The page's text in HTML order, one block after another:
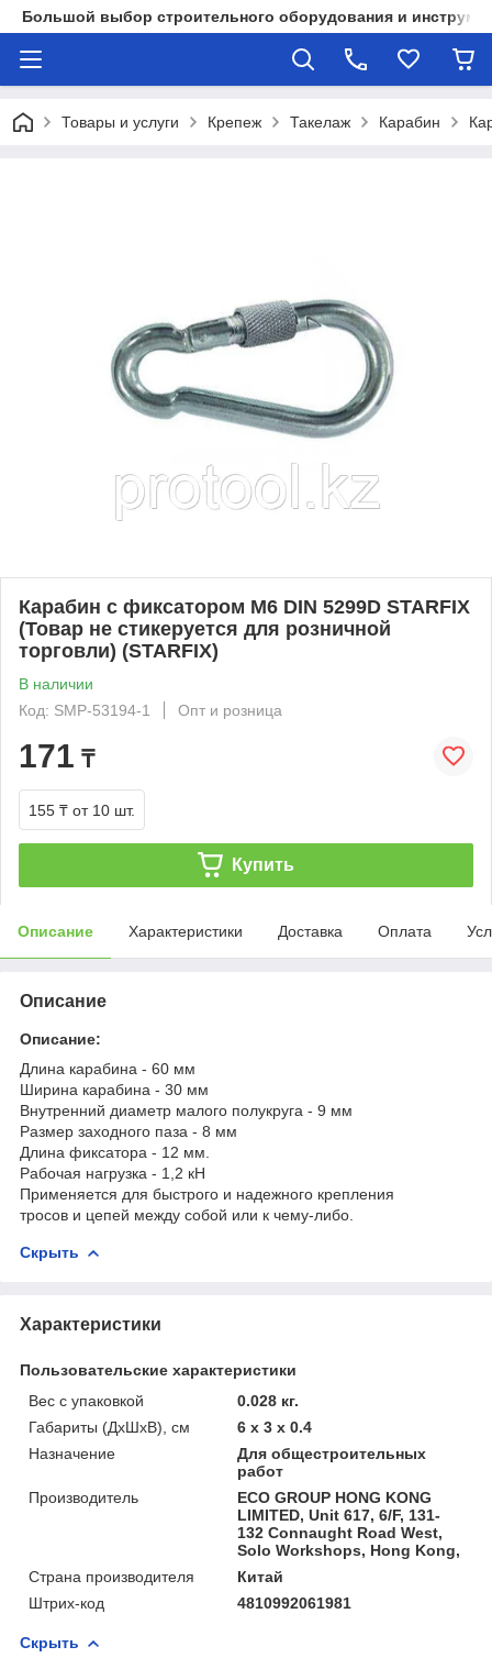
Большой выбор строительного оборудования и
Товары и услуги Крепеж Такелаж Карабин
Карабин с фиксатором М6 DIN 5299D STARFIX
(Товар не стикеруется для розничной
торговли) (STARFIX)
В наличии
Код: SMP-53194-1
Опт и розница
171 ₸
155 ₸ от 10 шт.
Купить
Описание Характеристики Доставка Оплата
Описание
Описание:
Длина карабина - 60 мм
Ширина карабина - 30 мм
Внутренний диаметр малого полукруга - 9 мм
Размер заходного паза - 8 мм
Длина фиксатора - 12 мм.
Рабочая нагрузка - 1,2 кН
Применяется для быстрого и надежного крепления
тросов и цепей между собой или к чему-либо.
Скрыть
Характеристики
Пользовательские характеристики
Вес с упаковкой
0.028 кг.
Габариты (ДхШхВ), см
6 x 3 x 0.4
Назначение
Для общестроительных
работ
Производитель
ECO GROUP HONG KONG
LIMITED, Unit 617, 6/F, 131-
132 Connaught Road West,
Solo Workshops, Hong Kong,
Страна производителя
Китай
Штрих-код
4810992061981
Скрыть